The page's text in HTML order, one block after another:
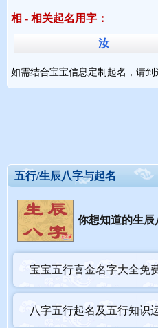
相 - 相关起名用字：
汝
如需结合宝宝信息定制起名，请到
五行/生辰八字与起名
你想知道的生辰
宝宝五行喜金名字大全免
八字五行起名及五行知识